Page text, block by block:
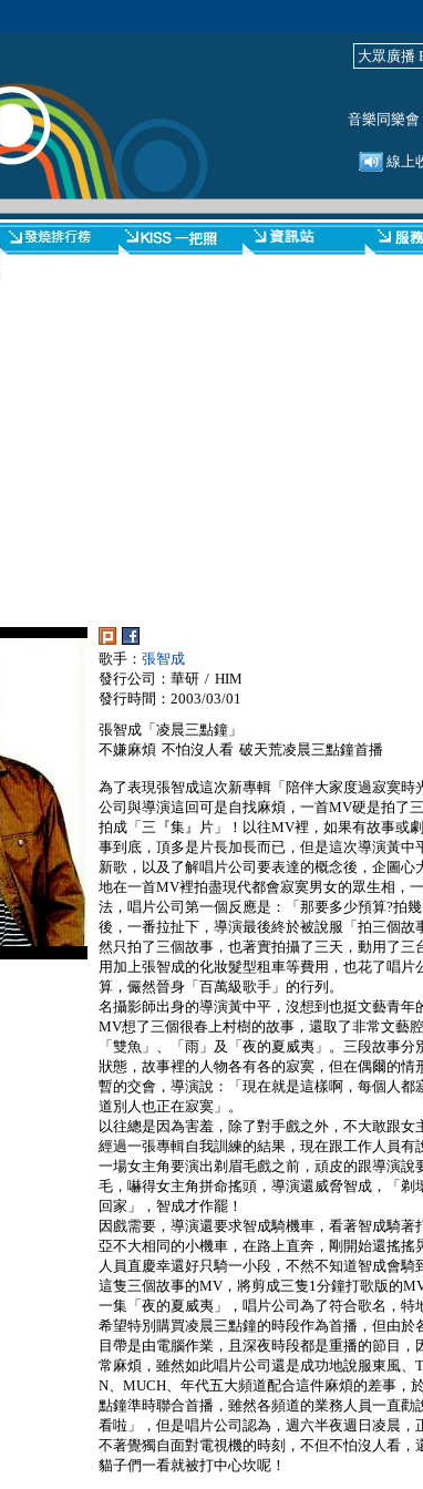
大眾廣播
音樂同樂會
線上
歌手： 張智成
發行公司：華研 / HIM
發行時間：2003/03/01
張智成「凌晨三點鐘」
不嫌麻煩 不怕沒人看 破天荒凌晨三點鐘首播
為了表現張智成這次新專輯「陪伴大家度過寂寞時
公司與導演這回可是自找麻煩，一首MV硬是拍了
拍成「三『集』片」！以往MV裡，如果有故事或
事到底，頂多是片長加長而已，但是這次導演黃中
新歌，以及了解唱片公司要表達的概念後，企圖心
地在一首MV裡拍盡現代都會寂寞男女的眾生相，
法，唱片公司第一個反應是：「那要多少預算?拍
後，一番拉扯下，導演最後終於被說服「拍三個故
然只拍了三個故事，也著實拍攝了三天，動用了三
用加上張智成的化妝髮型租車等費用，也花了唱片
算，儼然晉身「百萬級歌手」的行列。
名攝影師出身的導演黃中平，沒想到也挺文藝青年
MV想了三個很春上村樹的故事，還取了非常文藝
「雙魚」、「雨」及「夜的夏威夷」。三段故事分
狀態，故事裡的人物各有各的寂寞，但在偶爾的情
暫的交會，導演說：「現在就是這樣啊，每個人都
道別人也正在寂寞」。
以往總是因為害羞，除了對手戲之外，不大敢跟女
經過一張專輯自我訓練的結果，現在跟工作人員有
一場女主角要演出剃眉毛戲之前，頑皮的跟導演說
毛，嚇得女主角拼命搖頭，導演還威脅智成，「剃
回家」，智成才作罷！
因戲需要，導演還要求智成騎機車，看著智成騎著
亞不大相同的小機車，在路上直奔，剛開始還搖搖
人員直慶幸還好只騎一小段，不然不知道智成會騎
這隻三個故事的MV，將剪成三隻1分鐘打歌版的
一集「夜的夏威夷」，唱片公司為了符合歌名，特
希望特別購買凌晨三點鐘的時段作為首播，但由於
目帶是由電腦作業，且深夜時段都是重播的節目，
常麻煩，雖然如此唱片公司還是成功地說服東風、
N、MUCH、年代五大頻道配合這件麻煩的差事，
點鐘準時聯合首播，雖然各頻道的業務人員一直勸
看啦」，但是唱片公司認為，週六半夜週日凌晨，
不著覺獨自面對電視機的時刻，不但不怕沒人看，
貓子們一看就被打中心坎呢！